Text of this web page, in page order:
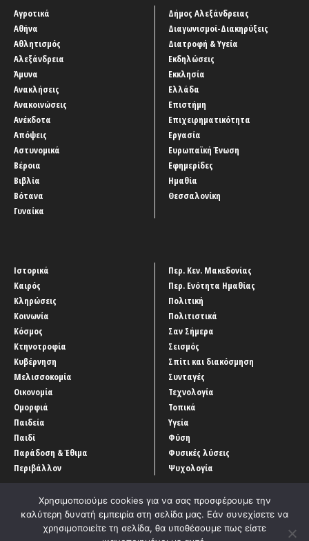
Αγροτικά
Αθήνα
Αθλητισμός
Αλεξάνδρεια
Άμυνα
Ανακλήσεις
Ανακοινώσεις
Ανέκδοτα
Απόψεις
Αστυνομικά
Βέροια
Βιβλία
Βότανα
Γυναίκα
Δήμος Αλεξάνδρειας
Διαγωνισμοί-Διακηρύξεις
Διατροφή & Υγεία
Εκδηλώσεις
Εκκλησία
Ελλάδα
Επιστήμη
Επιχειρηματικότητα
Εργασία
Ευρωπαϊκή Ένωση
Εφημερίδες
Ημαθία
Θεσσαλονίκη
Ιστορικά
Καιρός
Κληρώσεις
Κοινωνία
Κόσμος
Κτηνοτροφία
Κυβέρνηση
Μελισσοκομία
Οικονομία
Ομορφιά
Παιδεία
Παιδί
Παράδοση & Έθιμα
Περιβάλλον
Περ. Κεν. Μακεδονίας
Περ. Ενότητα Ημαθίας
Πολιτική
Πολιτιστικά
Σαν Σήμερα
Σεισμός
Σπίτι και διακόσμηση
Συνταγές
Τεχνολογία
Τοπικά
Υγεία
Φύση
Φυσικές λύσεις
Ψυχολογία
Χρησιμοποιούμε cookies για να σας προσφέρουμε την
καλύτερη δυνατή εμπειρία στη σελίδα μας. Εάν συνεχίσετε να
χρησιμοποιείτε τη σελίδα, θα υποθέσουμε πως είστε